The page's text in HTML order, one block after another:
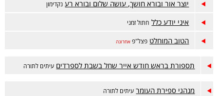
יוצר אור ובורא חושך, עושה שלום ובורא רע נקדימון
איני יודע כלל חתול זמני
הטוב המוחלט פצל"פ אחרונה
תספורת בראש חודש אייר שחל בשבת לספרדים עיתים לתורה
מנהגי ספירת העומר עיתים לתורה